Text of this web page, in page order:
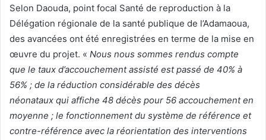
Selon Daouda, point focal Santé de reproduction à la
Délégation régionale de la santé publique de l’Adamaoua,
des avancées ont été enregistrées en terme de la mise en
œuvre du projet. « Nous nous sommes rendus compte
que le taux d’accouchement assisté est passé de 40% à
56% ; de la réduction considérable des décès
néonataux qui affiche 48 décès pour 56 accouchement en
moyenne ; le fonctionnement du système de référence et
contre-référence avec la réorientation des interventions